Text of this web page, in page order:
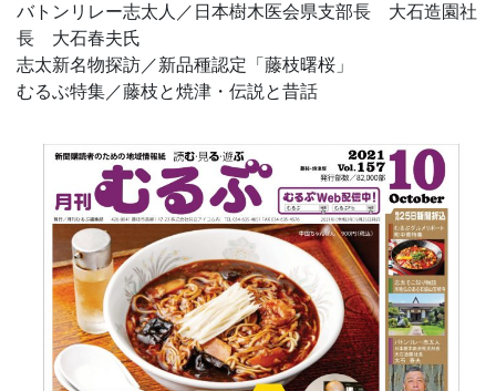
バトンリレー志太人／日本樹木医会県支部長 大石造園社
長 大石春夫氏
志太新名物探訪／新品種認定「藤枝曙桜」
むるぶ特集／藤枝と焼津・伝説と昔話